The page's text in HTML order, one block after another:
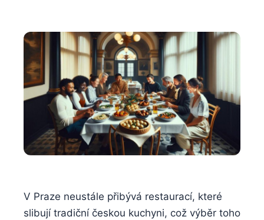
V Praze neustále přibývá restaurací, které
slibují tradiční českou kuchyni, ⁢což výběr toho